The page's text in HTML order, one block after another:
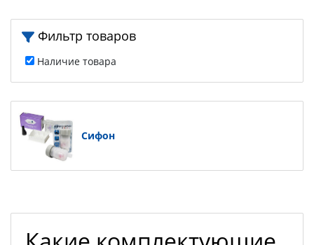
Фильтр товаров
Наличие товара
Сифон